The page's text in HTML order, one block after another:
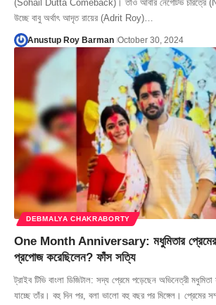
(Sohail Dutta Comeback)। তাও আবার নেগেটিভ
উচ্ছে বাবু অর্থাৎ আদৃত রায়ের (Adrit Roy)…
Anustup Roy Barman October 30, 2024
DEBMALYA CHAKRABORTY
One Month Anniversary: মধুমিতার
প্রপোজ করেছিলেন? ফাঁস সত্যি
ট্রাইব টিভি বাংলা ডিজিটাল: সদ্য প্রেমে পড়েছেন অভিনেত্রী
যাচ্ছে তাঁর। বহু দিন পর, বলা ভালো বহু বছর পর মিঙ্গেল। প্রেমের